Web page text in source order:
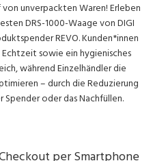
unverpackten Waren! Erleben
DRS-1000-Waage von DIGI
REVO. Kunden*innen
sowie ein hygienisches
während Einzelhändler die
– durch die Reduzierung
oder das Nachfüllen.